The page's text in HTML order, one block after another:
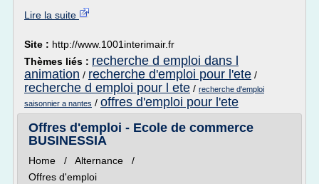
Lire la suite
Site : http://www.1001interimair.fr
Thèmes liés : recherche d emploi dans l
animation / recherche d'emploi pour l'ete /
recherche d emploi pour l ete / recherche d'emploi
saisonnier a nantes / offres d'emploi pour l'ete
Offres d'emploi - Ecole de commerce
BUSINESSIA
Home / Alternance /
Offres d'emploi